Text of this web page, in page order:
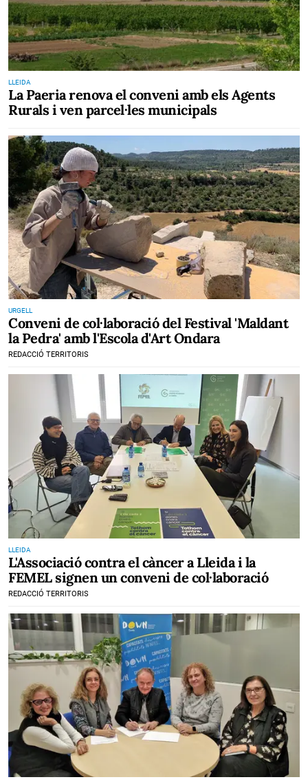
LLEIDA
La Paeria renova el conveni amb els Agents
Rurals i ven parcel·les municipals
URGELL
Conveni de col·laboració del Festival 'Maldant
la Pedra' amb l'Escola d'Art Ondara
REDACCIÓ TERRITORIS
LLEIDA
L'Associació contra el càncer a Lleida i la
FEMEL signen un conveni de col·laboració
REDACCIÓ TERRITORIS